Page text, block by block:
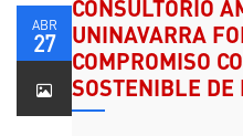
ABR
27
CONSULTORIO AMBIENTAL DE
UNINAVARRA
COMPROMISO
SOSTENIBLE DE